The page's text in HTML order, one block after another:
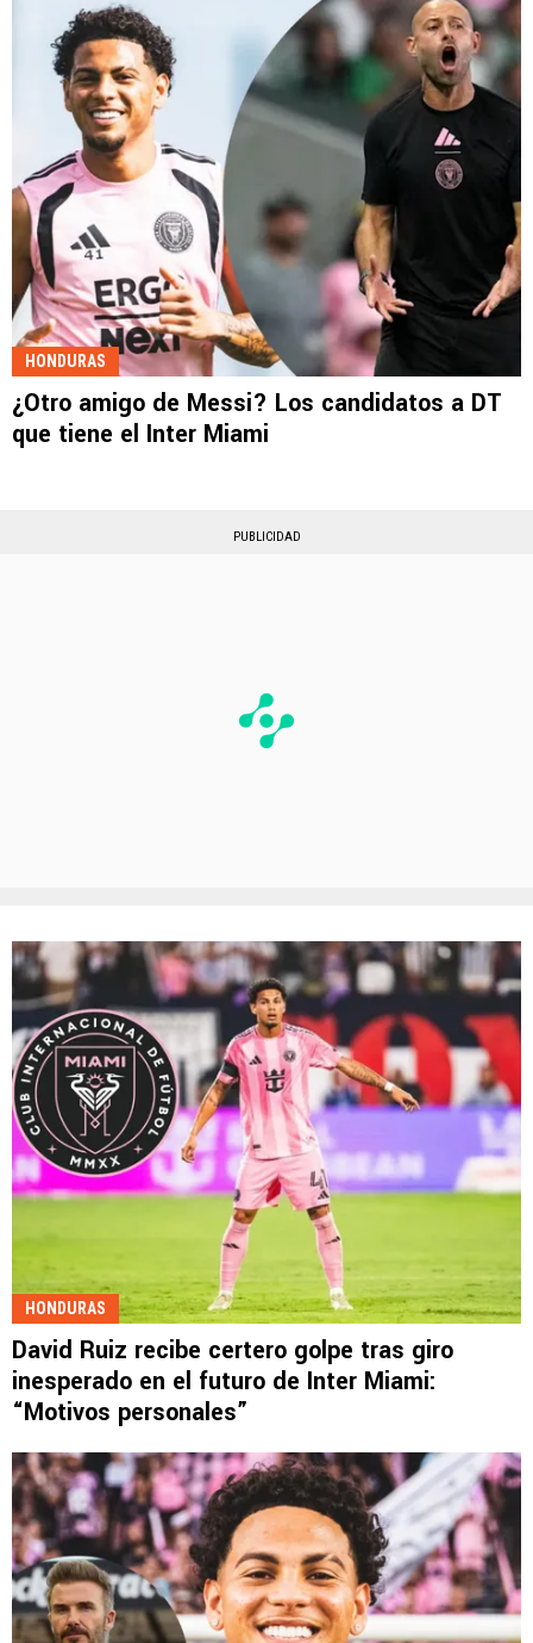
HONDURAS
¿Otro amigo de Messi? Los candidatos a DT
que tiene el Inter Miami
PUBLICIDAD
HONDURAS
David Ruiz recibe certero golpe tras giro
inesperado en el futuro de Inter Miami:
“Motivos personales”